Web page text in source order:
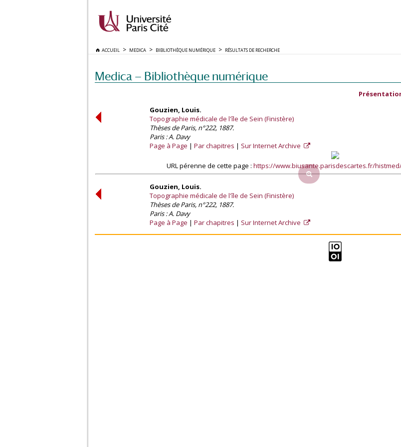
ACCUEIL MEDICA BIBLIOTHÈQUE NUMÉRIQUE RÉSULTATS DE RECHERCHE
Medica — Bibliothèque numérique
Gouzien, Louis.
Topographie médicale de l'île de Sein (Finistère)
Thèses de Paris, n°222, 1887.
Paris : A. Davy
Page à Page
Par chapitres Sur Internet Archive
URL pérenne de cette page : https://www.biusante.parisdescartes.fr/histmed/
Gouzien, Louis.
Topographie médicale de l'île de Sein (Finistère)
Thèses de Paris, n°222, 1887.
Paris : A. Davy
Page à Page
Par chapitres Sur Internet Archive